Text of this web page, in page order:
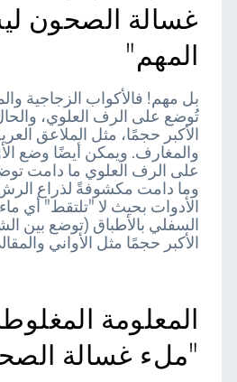
غسالة الصحون
المهم"
بل مهم! فالأكواب الزجاجية
تُوضع على الرف العلوي،
الأكبر حجمًا، مثل الملاعق
والمغارف. ويمكن أيضًا وضع
على الرف العلوي ما دامت
وما دامت مكشوفةً لذراع
الأدوات بحيث لا "تلتقط" أي
السفلي بالأطباق (توضع بين
الأكبر حجمًا مثل الأواني
"ملء غسالة